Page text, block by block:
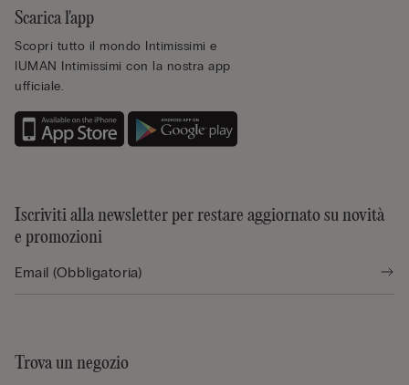
Scarica l'app
Scopri tutto il mondo Intimissimi e
IUMAN Intimissimi con la nostra app
ufficiale.
Iscriviti alla newsletter per restare aggiornato su novità
e promozioni
Trova un negozio